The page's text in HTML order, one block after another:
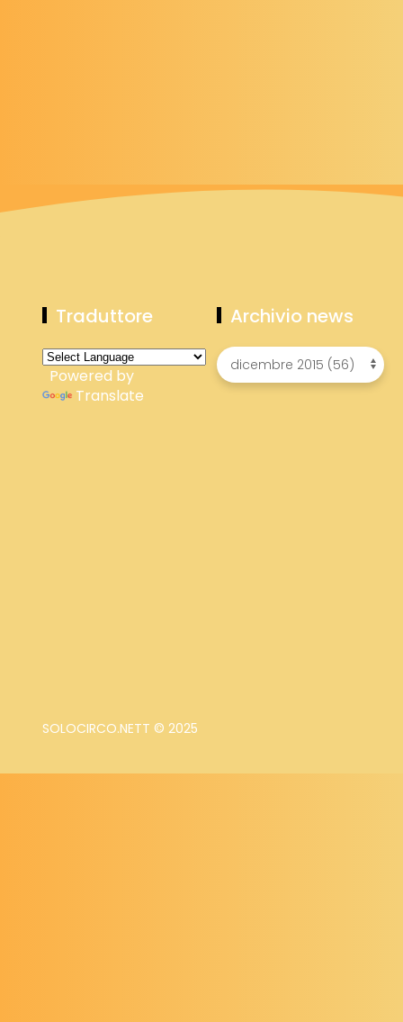
Traduttore
Powered by
Translate
Archivio news
SOLOCIRCO.NETT © 2025